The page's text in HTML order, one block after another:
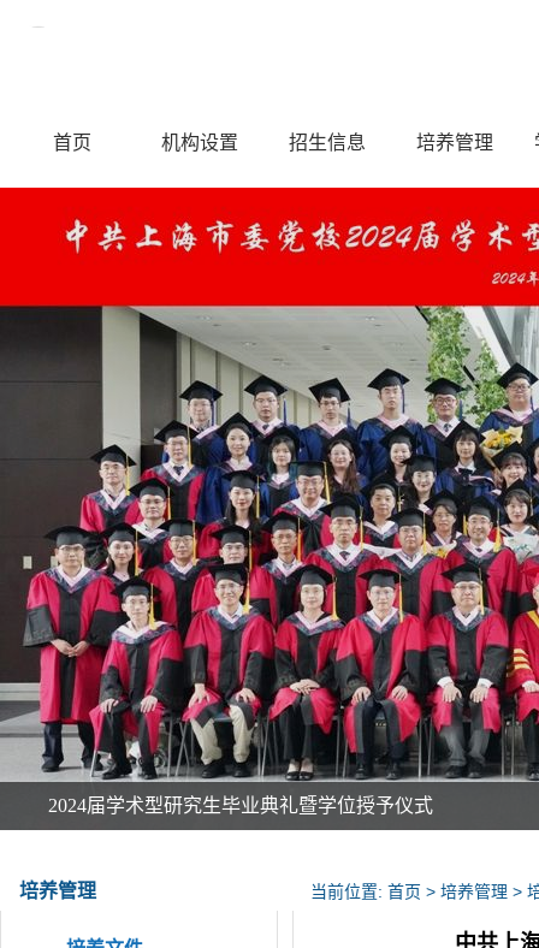
中共上海市委党校上海行政学院——研究生部
首页 机构设置 招生信息 培养管理
2024届学术型研究生毕业典礼暨学位授予仪式
培养管理 当前位置: 首页 > 培养管理 >
中共上